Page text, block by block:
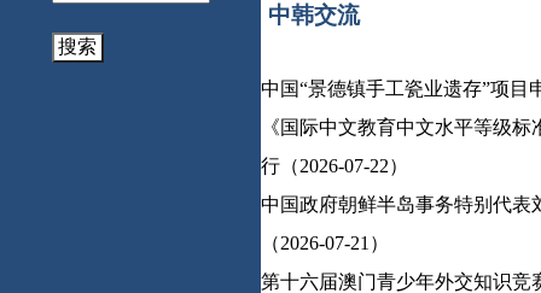
搜索
中韩交流
中国“景德镇手工瓷业遗存”项目
《国际中文教育中文水平等级
行（2026-07-22）
中国政府朝鲜半岛事务特别代表
（2026-07-21）
第十六届澳门青少年外交知识竞